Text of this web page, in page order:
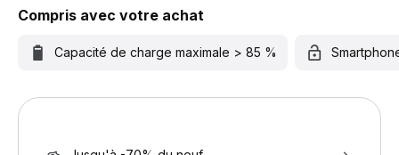
Compris avec votre achat
Capacité de charge maximale > 85 %